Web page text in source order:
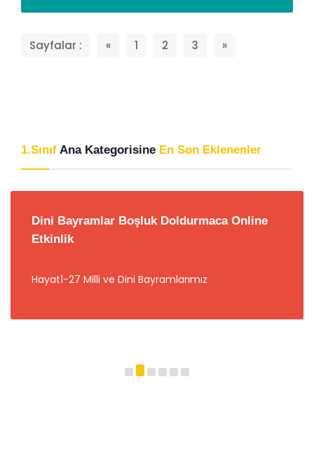
Sayfalar : « 1 2 3 »
1.Sınıf Ana Kategorisine En Son Eklenenler
Dini Bayramlar Boşluk Doldurmaca Online
Etkinlik
Hayat1-27 Milli ve Dini Bayramlarımız